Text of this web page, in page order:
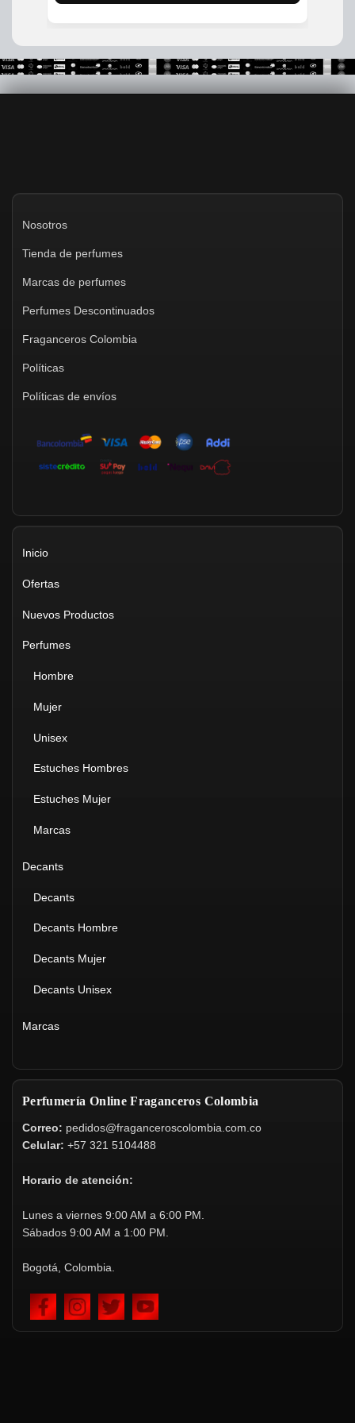
Nosotros
Tienda de perfumes
Marcas de perfumes
Perfumes Descontinuados
Fraganceros Colombia
Políticas
Políticas de envíos
Inicio
Ofertas
Nuevos Productos
Perfumes
Hombre
Mujer
Unisex
Estuches Hombres
Estuches Mujer
Marcas
Decants
Decants
Decants Hombre
Decants Mujer
Decants Unisex
Marcas
Perfumería Online Fraganceros Colombia
Correo: pedidos@fraganceroscolombia.com.co
Celular: +57 321 5104488
Horario de atención:
Lunes a viernes 9:00 AM a 6:00 PM.
Sábados 9:00 AM a 1:00 PM.
Bogotá, Colombia.